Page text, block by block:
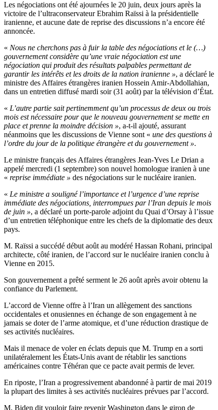
Les négociations ont été ajournées le 20 juin, deux jours après la
victoire de l’ultraconservateur Ebrahim Raïssi à la présidentielle
iranienne, et aucune date de reprise des discussions n’a encore été
annoncée.
« Nous ne cherchons pas à fuir la table des négociations et le (…)
gouvernement considère qu’une vraie négociation est une
négociation qui produit des résultats palpables permettant de
garantir les intérêts et les droits de la nation iranienne », a déclaré le
ministre des Affaires étrangères iranien Hossein Amir-Abdollahian,
dans un entretien diffusé mardi soir (31 août) par la télévision d’État.
« L’autre partie sait pertinemment qu’un processus de deux ou trois
mois est nécessaire pour que le nouveau gouvernement se mette en
place et prenne la moindre décision », a-t-il ajouté, assurant
néanmoins que les discussions de Vienne sont « une des questions à
l’ordre du jour de la politique étrangère et du gouvernement ».
Le ministre français des Affaires étrangères Jean-Yves Le Drian a
appelé mercredi (1 septembre) son nouvel homologue iranien à une
« reprise immédiate » des négociations sur le nucléaire iranien.
« Le ministre a souligné l’importance et l’urgence d’une reprise
immédiate des négociations, interrompues par l’Iran depuis le mois
de juin », a déclaré un porte-parole adjoint du Quai d’Orsay à l’issue
d’un entretien téléphonique entre les chefs de la diplomatie des deux
pays.
M. Raïssi a succédé début août au modéré Hassan Rohani, principal
architecte, côté iranien, de l’accord sur le nucléaire iranien conclu à
Vienne en 2015.
Son gouvernement a prêté serment le 26 août après avoir obtenu la
confiance du Parlement.
L’accord de Vienne offre à l’Iran un allègement des sanctions
occidentales et onusiennes en échange de son engagement à ne
jamais se doter de l’arme atomique, et d’une réduction drastique de
ses activités nucléaires.
Mais il menace de voler en éclats depuis que M. Trump en a sorti
unilatéralement les États-Unis avant de rétablir les sanctions
américaines contre Téhéran que ce pacte avait permis de lever.
En riposte, l’Iran a progressivement abandonné à partir de mai 2019
la plupart des limites à ses activités nucléaires prévues par l’accord.
M. Biden dit vouloir faire revenir Washington dans le giron de